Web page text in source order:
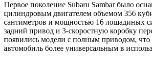
Первое поколение Subaru Sambar было
цилиндровым двигателем объемом 356
сантиметров и мощностью 16 лошадиных
задний привод и 3-скоростную коробку
появились модели с полным приводом, что
автомобиль более универсальным в